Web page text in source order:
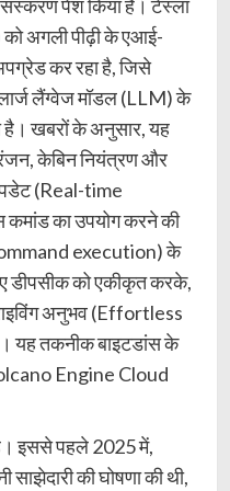
संस्करण पेश किया है। टेस्ला
अगली पीढ़ी के एआई-
कर रहा है, जिसे
लैंग्वेज मॉडल (LLM) के
है। खबरों के अनुसार, यह
केबिन नियंत्रण और
(Real-time
का उपयोग करने की
execution) के
डीपसीक को एकीकृत करके,
अनुभव (Effortless
यह तकनीक बाइटडांस के
Engine Cloud
इससे पहले 2025 में,
की घोषणा की थी,